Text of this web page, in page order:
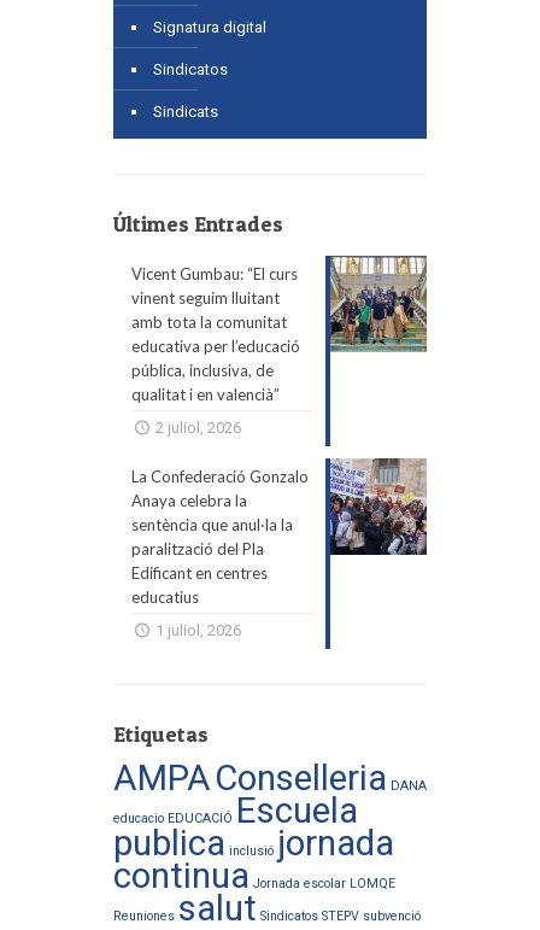
Signatura digital
Sindicatos
Sindicats
Últimes Entrades
Vicent Gumbau: “El curs
vinent seguim lluitant
amb tota la comunitat
educativa per l’educació
pública, inclusiva, de
qualitat i en valencià”
2 juliol, 2026
La Confederació Gonzalo
Anaya celebra la
sentència que anul·la la
paralització del Pla
Edificant en centres
educatius
1 juliol, 2026
Etiquetas
AMPAConselleria DANA
educacio EDUCACIÓ Escuela
publica inclusió jornada
continua Jornada escolar LOMQE
Reuniones salut Sindicatos STEPV subvenció